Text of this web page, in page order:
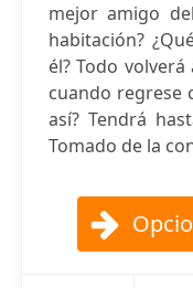
mejor amigo
habitación?
él? Todo
cuando regrese
así? Tendrá
Tomado de la